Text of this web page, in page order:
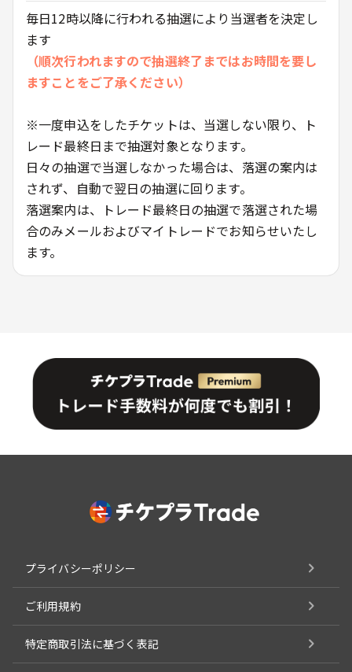
毎日12時以降に行われる抽選により当選者を決定し
ます
（順次行われますので抽選終了まではお時間を要し
ますことをご了承ください）
※一度申込をしたチケットは、当選しない限り、ト
レード最終日まで抽選対象となります。
日々の抽選で当選しなかった場合は、落選の案内は
されず、自動で翌日の抽選に回ります。
落選案内は、トレード最終日の抽選で落選された場
合のみメールおよびマイトレードでお知らせいたし
ます。
プライバシーポリシー
ご利用規約
特定商取引法に基づく表記